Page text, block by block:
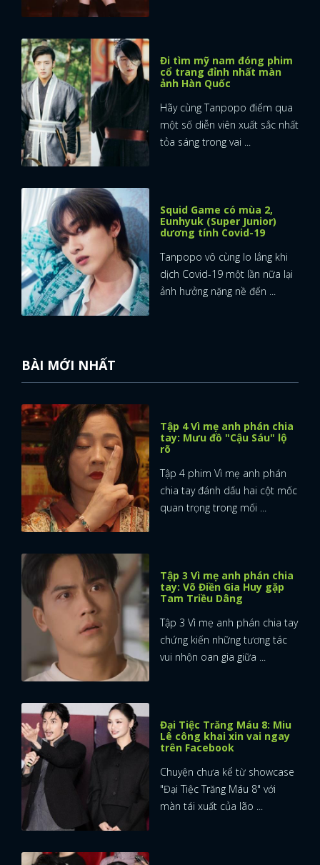
Đi tìm mỹ nam đóng phim
cổ trang đỉnh nhất màn
ảnh Hàn Quốc
Hãy cùng Tanpopo điểm qua
một số diễn viên xuất sắc nhất
tỏa sáng trong vai ...
Squid Game có mùa 2,
Eunhyuk (Super Junior)
dương tính Covid-19
Tanpopo vô cùng lo lắng khi
dịch Covid-19 một lần nữa lại
ảnh hưởng nặng nề đến ...
BÀI MỚI NHẤT
Tập 4 Vì mẹ anh phán chia
tay: Mưu đồ "Cậu Sáu" lộ
rõ
Tập 4 phim Vì mẹ anh phán
chia tay đánh dấu hai cột mốc
quan trọng trong mối ...
Tập 3 Vì mẹ anh phán chia
tay: Võ Điền Gia Huy gặp
Tam Triều Dâng
Tập 3 Vì mẹ anh phán chia tay
chứng kiến những tương tác
vui nhộn oan gia giữa ...
Đại Tiệc Trăng Máu 8: Miu
Lê công khai xin vai ngay
trên Facebook
Chuyện chưa kể từ showcase
"Đại Tiệc Trăng Máu 8" với
màn tái xuất của lão ...